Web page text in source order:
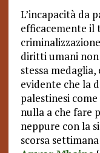
L’incapacità da
efficacemente il
diritti umani non
stessa
evidente che la
palestinesi
nulla a che fare
neppure con la
scorsa